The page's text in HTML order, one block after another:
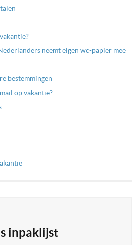
neemt eigen wc-papier mee
bestemmingen
op vakantie?
inpaklijst